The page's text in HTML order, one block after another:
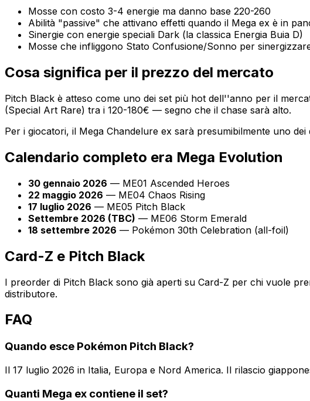
Mosse con costo 3-4 energie ma danno base 220-260
Abilità "passive" che attivano effetti quando il Mega ex è in
Sinergie con energie speciali Dark (la classica Energia Buia D)
Mosse che infliggono Stato Confusione/Sonno per
Cosa significa per il prezzo del mercato
Pitch Black è atteso come uno dei set più hot dell''anno per il
(Special Art Rare) tra i 120-180€ — segno che il chase sarà alto.
Per i giocatori, il Mega Chandelure ex sarà presumibilmente uno
Calendario completo era Mega Evolution
30 gennaio 2026 — ME01 Ascended Heroes
22 maggio 2026 — ME04 Chaos Rising
17 luglio 2026 — ME05 Pitch Black
Settembre 2026 (TBC) — ME06 Storm Emerald
18 settembre 2026 — Pokémon 30th Celebration (all-foil)
Card-Z e Pitch Black
I preorder di Pitch Black sono già aperti su Card-Z per chi vuole
distributore.
FAQ
Quando esce Pokémon Pitch Black?
Il 17 luglio 2026 in Italia, Europa e Nord America. Il rilascio
Quanti Mega ex contiene il set?